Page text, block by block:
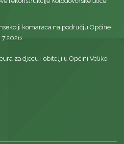
komaraca na području Općine
za djecu i obitelji u Općini Veliko